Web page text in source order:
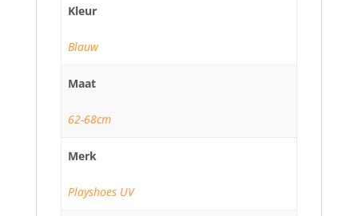
Kleur
Blauw
Maat
62-68cm
Merk
Playshoes UV